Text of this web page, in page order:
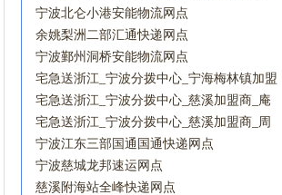
陆埠营业点宅急送网点
宁波北仑小港安能物流网点
余姚梨洲二部汇通快递网点
宁波鄞州洞桥安能物流网点
宅急送浙江_宁波分拨中心_宁海梅林镇加盟
商_客户一部营业点宅急送网点
宅急送浙江_宁波分拨中心_慈溪加盟商_庵
东镇营业点宅急送网点
宅急送浙江_宁波分拨中心_慈溪加盟商_周
巷一部营业点宅急送网点
宁波江东三部国通国通快递网点
宁波慈城龙邦速运网点
慈溪附海站全峰快递网点